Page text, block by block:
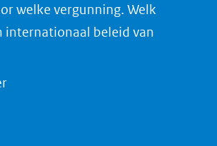
welke vergunning. Welk
internationaal beleid van